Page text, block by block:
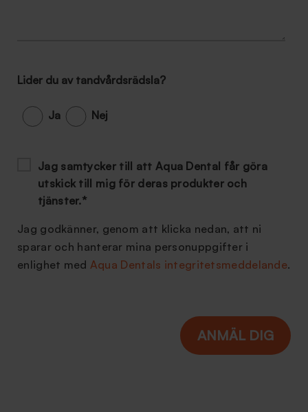
Lider du av tandvårdsrädsla?
Ja Nej
Jag samtycker till att Aqua Dental får göra
utskick till mig för deras produkter och
tjänster.*
Jag godkänner, genom att klicka nedan, att ni
sparar och hanterar mina personuppgifter i
enlighet med Aqua Dentals integritetsmeddelande.